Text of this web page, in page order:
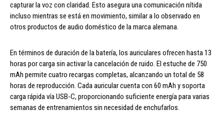
capturar la voz con claridad. Esto asegura una comunicación nítida
incluso mientras se está en movimiento, similar a lo observado en
otros productos de audio doméstico de la marca alemana.
En términos de duración de la batería, los auriculares ofrecen hasta 13
horas por carga sin activar la cancelación de ruido. El estuche de 750
mAh permite cuatro recargas completas, alcanzando un total de 58
horas de reproducción. Cada auricular cuenta con 60 mAh y soporta
carga rápida vía USB-C, proporcionando suficiente energía para varias
semanas de entrenamientos sin necesidad de enchufarlos.